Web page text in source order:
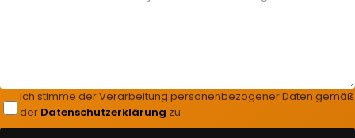
Ich stimme der Verarbeitung personenbezogener Daten gemäß
der Datenschutzerklärung zu